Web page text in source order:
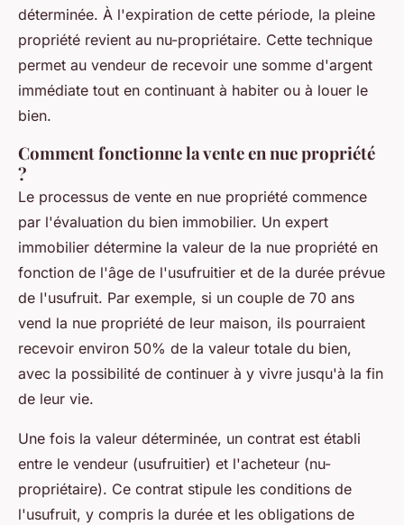
déterminée. À l'expiration de cette période, la pleine
propriété revient au nu-propriétaire. Cette technique
permet au vendeur de recevoir une somme d'argent
immédiate tout en continuant à habiter ou à louer le
bien.
Comment fonctionne la vente en nue propriété
?
Le processus de vente en nue propriété commence
par l'évaluation du bien immobilier. Un expert
immobilier détermine la valeur de la nue propriété en
fonction de l'âge de l'usufruitier et de la durée prévue
de l'usufruit. Par exemple, si un couple de 70 ans
vend la nue propriété de leur maison, ils pourraient
recevoir environ 50% de la valeur totale du bien,
avec la possibilité de continuer à y vivre jusqu'à la fin
de leur vie.
Une fois la valeur déterminée, un contrat est établi
entre le vendeur (usufruitier) et l'acheteur (nu-
propriétaire). Ce contrat stipule les conditions de
l'usufruit, y compris la durée et les obligations de